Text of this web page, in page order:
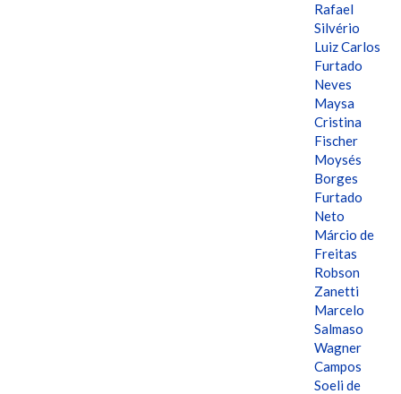
Rafael
Silvério
Luiz Carlos
Furtado
Neves
Maysa
Cristina
Fischer
Moysés
Borges
Furtado
Neto
Márcio de
Freitas
Robson
Zanetti
Marcelo
Salmaso
Wagner
Campos
Soeli de